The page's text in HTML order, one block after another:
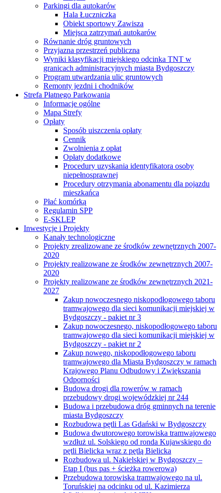
Parkingi dla autokarów
Hala Łuczniczka
Obiekt sportowy Zawisza
Miejsca zatrzymań autokarów
Równanie dróg gruntowych
Przyjazna przestrzeń publiczna
Wyniki klasyfikacji miejskiego odcinka TNT w
granicach administracyjnych miasta Bydgoszczy
Program utwardzania ulic gruntowych
Remonty jezdni i chodników
Strefa Płatnego Parkowania
Informacje ogólne
Mapa Strefy
Opłaty
Sposób uiszczenia opłaty
Cennik
Zwolnienia z opłat
Opłaty dodatkowe
Procedury uzyskania identyfikatora osoby
niepełnosprawnej
Procedury otrzymania abonamentu dla pojazdu
mieszkańca
Płać komórką
Regulamin SPP
E-SKLEP
Inwestycje i Projekty
Kanały technologiczne
Projekty zrealizowane ze środków zewnętrznych 2007-
2020
Projekty realizowane ze środków zewnętrznych 2007-
2020
Projekty realizowane ze środków zewnętrznych 2021-
2027
Zakup nowoczesnego niskopodłogowego taboru
tramwajowego dla sieci komunikacji miejskiej w
Bydgoszczy - pakiet nr 3
Zakup nowoczesnego, niskopodłogowego taboru
tramwajowego dla sieci komunikacji miejskiej w
Bydgoszczy - pakiet nr 2
Zakup nowego, niskopodłogowego taboru
tramwajowego dla Miasta Bydgoszczy w ramach
Krajowego Planu Odbudowy i Zwiększania
Odporności
Budowa drogi dla rowerów w ramach
przebudowy drogi wojewódzkiej nr 244
Budowa i przebudowa dróg gminnych na terenie
miasta Bydgoszczy
Rozbudowa pętli Las Gdański w Bydgoszczy
Budowa dwutorowego torowiska tramwajowego
wzdłuż ul. Solskiego od ronda Kujawskiego do
pętli Bielicka wraz z pętlą Bielicka
Rozbudowa ul. Nakielskiej w Bydgoszczy –
Etap I (bus pas + ścieżka rowerowa)
Przebudowa torowiska tramwajowego na ul.
Toruńskiej na odcinku od ul. Kazimierza